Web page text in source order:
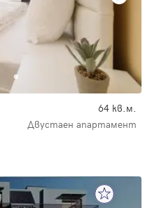
64 кв.м.
Двустаен апартамент